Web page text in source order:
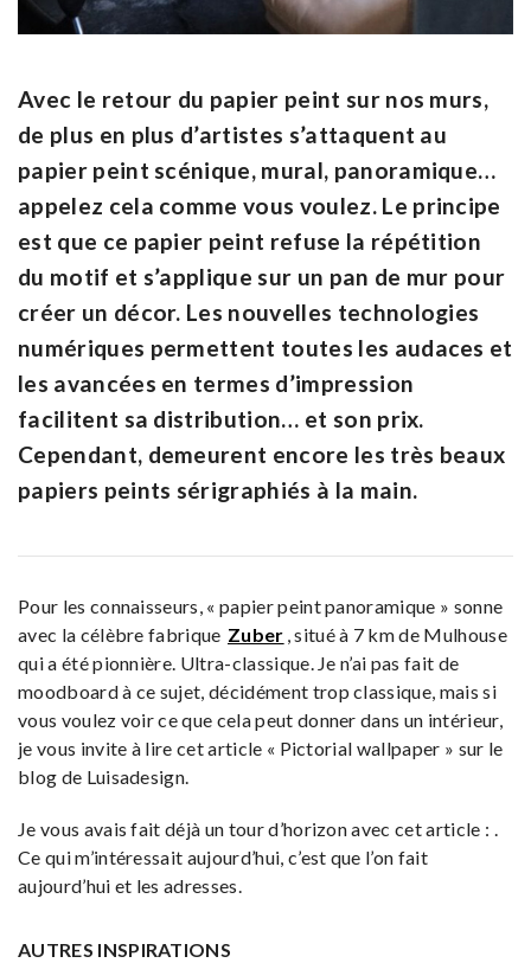
Avec le retour du papier peint sur nos murs,
de plus en plus d’artistes s’attaquent au
papier peint scénique, mural, panoramique…
appelez cela comme vous voulez. Le principe
est que ce papier peint refuse la répétition
du motif et s’applique sur un pan de mur pour
créer un décor. Les nouvelles technologies
numériques permettent toutes les audaces et
les avancées en termes d’impression
facilitent sa distribution… et son prix.
Cependant, demeurent encore les très beaux
papiers peints sérigraphiés à la main.
Pour les connaisseurs, « papier peint panoramique » sonne
avec la célèbre fabrique Zuber , situé à 7 km de Mulhouse
qui a été pionnière. Ultra-classique. Je n’ai pas fait de
moodboard à ce sujet, décidément trop classique, mais si
vous voulez voir ce que cela peut donner dans un intérieur,
je vous invite à lire cet article « Pictorial wallpaper » sur le
blog de Luisadesign.
Je vous avais fait déjà un tour d’horizon avec cet article : .
Ce qui m’intéressait aujourd’hui, c’est que l’on fait
aujourd’hui et les adresses.
AUTRES INSPIRATIONS